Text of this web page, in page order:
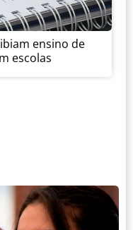
ensino de
escolas